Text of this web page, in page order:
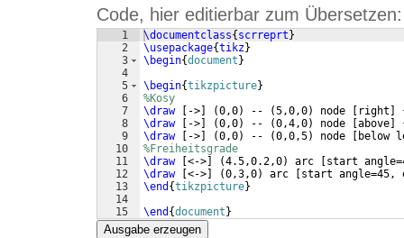
Code, hier editierbar zum Übersetzen:
1
2
3
4
5
6
7
8
9
10
11
12
13
14
15
\documentclass{ scrreprt }
\usepackage{tikz}
\begin{document }
\begin{tikzpicture}
%Kosy
\draw
-> (0,0) -- (5,0,0) node right
\draw
-> (0,0) -- (0,4,0) node above
\draw
-> (0,0) -- (0,0,5) node
below
%Freiheitsgrade
\draw
<-> (4.5,0.2,0) arc
start
\draw
<-> (0,3,0) arc
start angle=45,
\end {tikzpicture}
\end {document }
Ausgabe erzeugen